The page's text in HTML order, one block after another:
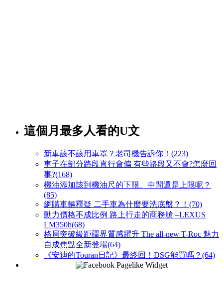
這個月最多人看的U文
新車該不該用車罩？老司機告訴你！(223)
車子在部分路段直行會偏 有些路段又不會?怎麼回
事?(168)
機油添加該到機油尺的下限、中間還是上限呢？
(85)
網購車輛釋疑 二手車為什麼要洗底盤？！(70)
動力價格不成比例 路上行走的商務艙 –LEXUS
LM350h(68)
格局突破級距疆界質感躍升 The all-new T-Roc 魅力
自成焦點全新登場(64)
《安迪的Touran日記》最終回！DSG能買嗎？(64)